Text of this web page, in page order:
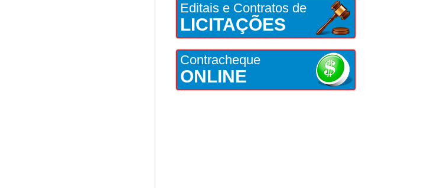
Editais e Contratos de
LICITAÇÕES
Contracheque
ONLINE